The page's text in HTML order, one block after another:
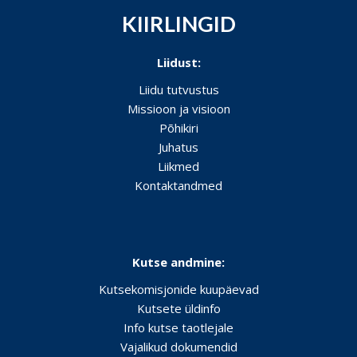
KIIRLINGID
Liidust:
Liidu tutvustus
Missioon ja visioon
Põhikiri
Juhatus
Liikmed
Kontaktandmed
Kutse andmine:
Kutsekomisjonide kuupäevad
Kutsete üldinfo
Info kutse taotlejale
Vajalikud dokumendid